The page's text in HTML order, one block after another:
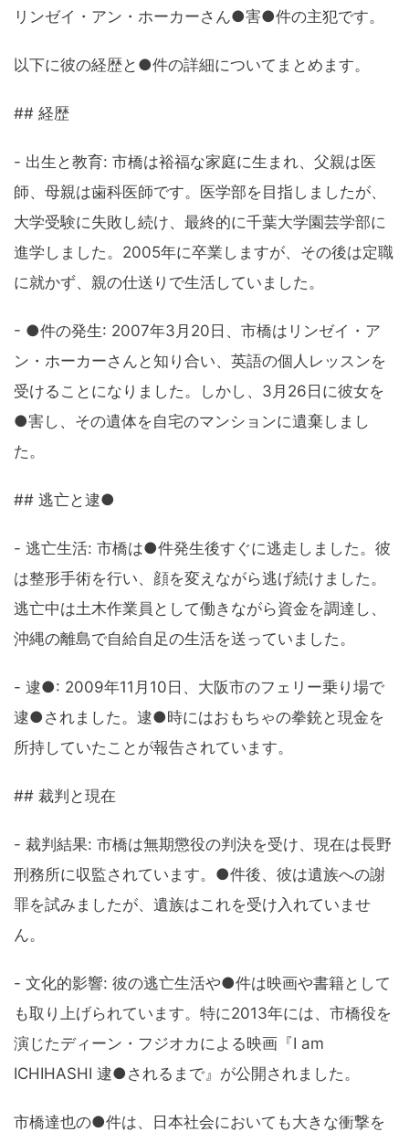
リンゼイ・アン・ホーカーさん●害●件の主犯です。
以下に彼の経歴と●件の詳細についてまとめます。
## 経歴
- 出生と教育: 市橋は裕福な家庭に生まれ、父親は医
師、母親は歯科医師です。医学部を目指しましたが、
大学受験に失敗し続け、最終的に千葉大学園芸学部に
進学しました。2005年に卒業しますが、その後は定職
に就かず、親の仕送りで生活していました。
- ●件の発生: 2007年3月20日、市橋はリンゼイ・ア
ン・ホーカーさんと知り合い、英語の個人レッスンを
受けることになりました。しかし、3月26日に彼女を
●害し、その遺体を自宅のマンションに遺棄しまし
た。
## 逃亡と逮●
- 逃亡生活: 市橋は●件発生後すぐに逃走しました。彼
は整形手術を行い、顔を変えながら逃げ続けました。
逃亡中は土木作業員として働きながら資金を調達し、
沖縄の離島で自給自足の生活を送っていました。
- 逮●: 2009年11月10日、大阪市のフェリー乗り場で
逮●されました。逮●時にはおもちゃの拳銃と現金を
所持していたことが報告されています。
## 裁判と現在
- 裁判結果: 市橋は無期懲役の判決を受け、現在は長野
刑務所に収監されています。●件後、彼は遺族への謝
罪を試みましたが、遺族はこれを受け入れていませ
ん。
- 文化的影響: 彼の逃亡生活や●件は映画や書籍として
も取り上げられています。特に2013年には、市橋役を
演じたディーン・フジオカによる映画『I am
ICHIHASHI 逮●されるまで』が公開されました。
市橋達也の●件は、日本社会においても大きな衝撃を